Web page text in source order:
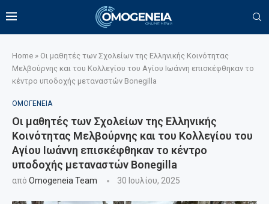
Home » Οι μαθητές των Σχολείων της Ελληνικής Κοινότητας
Μελβούρνης και του Κολλεγίου του Αγίου Ιωάννη επισκέφθηκαν το
κέντρο υποδοχής μεταναστών Bonegilla
ΟΜΟΓΕΝΕΙΑ
Οι μαθητές των Σχολείων της Ελληνικής
Κοινότητας Μελβούρνης και του Κολλεγίου του
Αγίου Ιωάννη επισκέφθηκαν το κέντρο
υποδοχής μεταναστών Bonegilla
από Omogeneia Team 30 Ιουλίου, 2025